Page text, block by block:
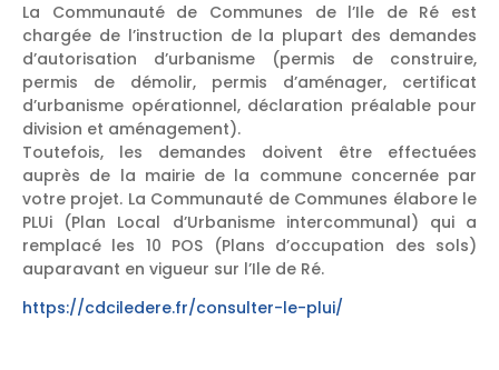
La Communauté de Communes de l’Ile de Ré est
chargée de l’instruction de la plupart des demandes
d’autorisation d’urbanisme (permis de construire,
permis de démolir, permis d’aménager, certificat
d’urbanisme opérationnel, déclaration préalable pour
division et aménagement).
Toutefois, les demandes doivent être effectuées
auprès de la mairie de la commune concernée par
votre projet. La Communauté de Communes élabore le
PLUi (Plan Local d’Urbanisme intercommunal) qui a
remplacé les 10 POS (Plans d’occupation des sols)
auparavant en vigueur sur l’Ile de Ré.
https://cdciledere.fr/consulter-le-plui/